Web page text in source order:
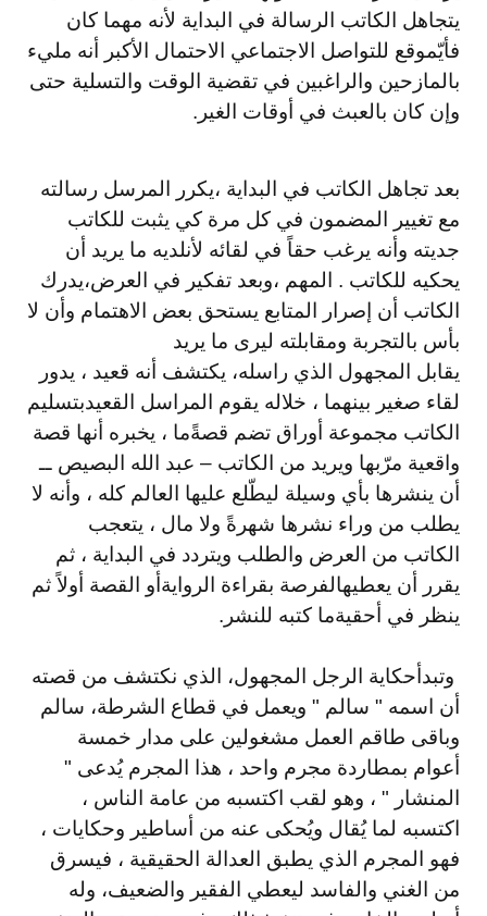
يتجاهل الكاتب الرسالة في البداية لأنه مهما كان
فأيّموقع للتواصل الاجتماعي الاحتمال الأكبر أنه مليء
بالمازحين والراغبين في تقضية الوقت والتسلية حتى
وإن كان بالعبث في أوقات الغير .
بعد تجاهل الكاتب في البداية ،يكرر المرسل رسالته
مع تغيير المضمون في كل مرة كي يثبت للكاتب
جديته وأنه يرغب حقاً في لقائه لأنلديه ما يريد أن
يحكيه للكاتب . المهم ،وبعد تفكير في العرض،يدرك
الكاتب أن إصرار المتابع يستحق بعض الاهتمام وأن لا
بأس بالتجربة ومقابلته ليرى ما يريد
يقابل المجهول الذي راسله، يكتشف أنه قعيد ، يدور
لقاء صغير بينهما ، خلاله يقوم المراسل القعيدبتسليم
الكاتب مجموعة أوراق تضم قصةًما ، يخبره أنها قصة
واقعية مرّبها ويريد من الكاتب – عبد الله البصيص ــ
أن ينشرها بأي وسيلة ليطّلع عليها العالم كله ، وأنه لا
يطلب من وراء نشرها شهرةً ولا مال ، يتعجب
الكاتب من العرض والطلب ويتردد في البداية ، ثم
يقرر أن يعطيهالفرصة بقراءة الروايةأو القصة أولاً ثم
ينظر في أحقيةما كتبه للنشر .
وتبدأحكاية الرجل المجهول، الذي نكتشف من قصته
أن اسمه " سالم " ويعمل في قطاع الشرطة، سالم
وباقى طاقم العمل مشغولين على مدار خمسة
أعوام بمطاردة مجرم واحد ، هذا المجرم يُدعى "
المنشار " ، وهو لقب اكتسبه من عامة الناس ،
اكتسبه لما يُقال ويُحكى عنه من أساطير وحكايات ،
فهو المجرم الذي يطبق العدالة الحقيقية ، فيسرق
من الغني والفاسد ليعطي الفقير والضعيف، وله